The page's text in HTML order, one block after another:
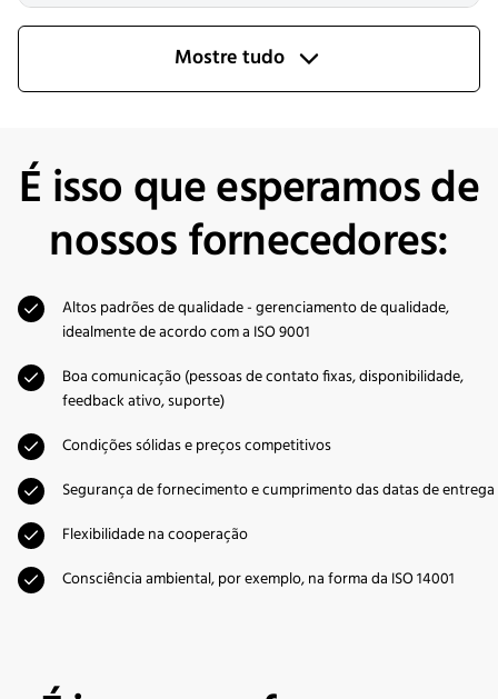
Mostre tudo
É isso que esperamos de
nossos fornecedores:
Altos padrões de qualidade - gerenciamento de qualidade,
idealmente de acordo com a ISO 9001
Boa comunicação (pessoas de contato fixas, disponibilidade,
feedback ativo, suporte)
Condições sólidas e preços competitivos
Segurança de fornecimento e cumprimento das datas de entrega
Flexibilidade na cooperação
Consciência ambiental, por exemplo, na forma da ISO 14001